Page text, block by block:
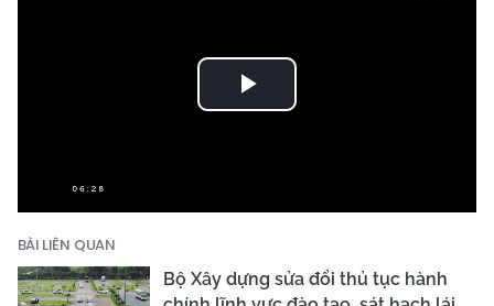
Play
BÀI LIÊN QUAN
Bộ Xây dựng sửa đổi thủ tục hành